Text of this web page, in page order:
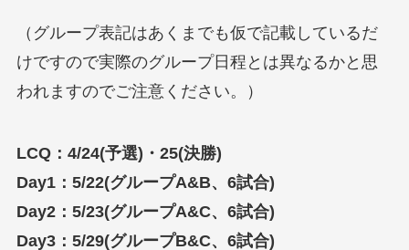
（グループ表記はあくまでも仮で記載しているだ
けですので実際のグループ日程とは異なるかと思
われますのでご注意ください。）
LCQ：4/24(予選)・25(決勝)
Day1：5/22(グループA&B、6試合)
Day2：5/23(グループA&C、6試合)
Day3：5/29(グループB&C、6試合)